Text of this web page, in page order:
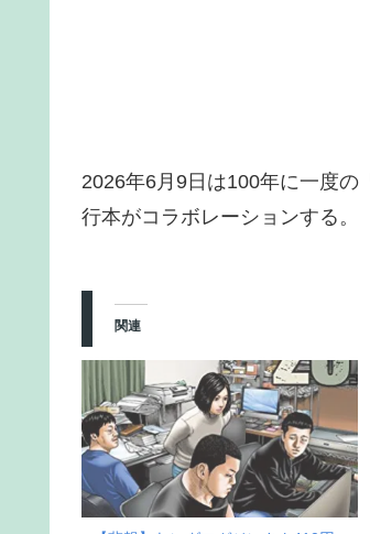
2026年6月9日は100年に一度
行本がコラボレーションする。
関連